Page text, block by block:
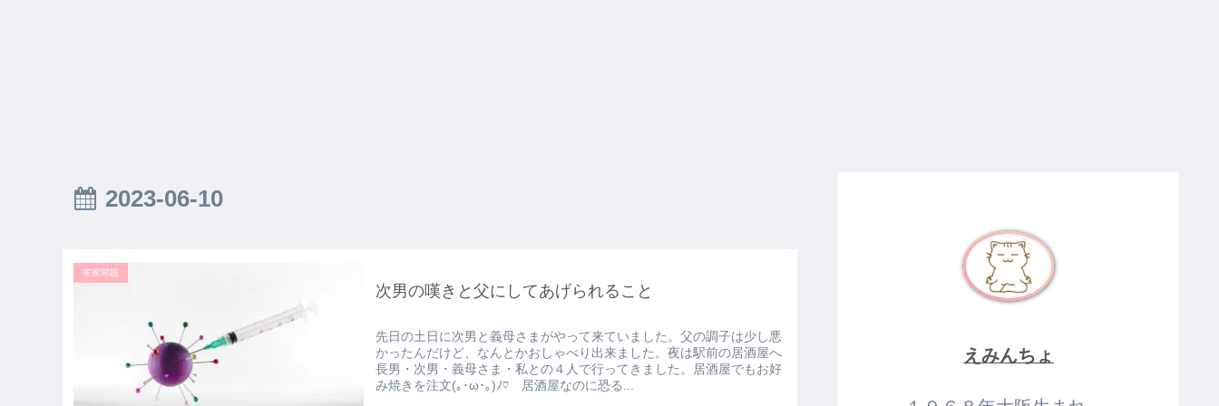
2023-06-10
実家問題
次男の嘆きと父にしてあげられること
先日の土日に次男と義母さまがやって来ていました。父の調子は少し悪
かったんだけど、なんとかおしゃべり出来ました。夜は駅前の居酒屋へ
長男・次男・義母さま・私との４人で行ってきました。居酒屋でもお好
み焼きを注文(｡･ω･｡)ﾉ♡ 居酒屋なのに恐る...
えみんちょ